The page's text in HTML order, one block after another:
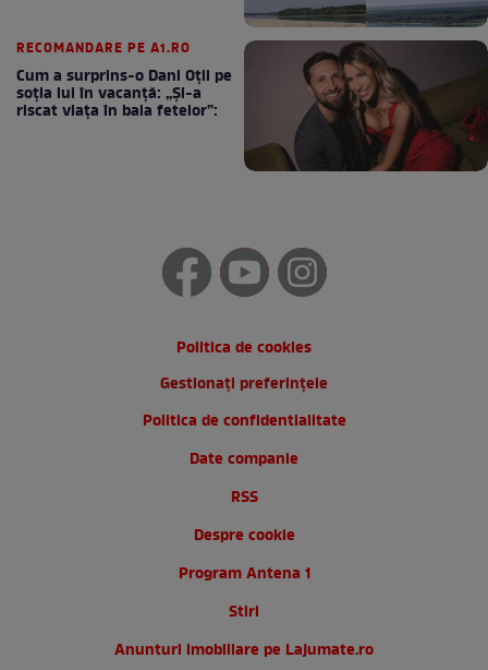
RECOMANDARE PE A1.RO
Cum a surprins-o Dani Oțil pe
soția lui în vacanță: „Și-a
riscat viața în baia fetelor”:
Politica de cookies
Gestionați preferințele
Politica de confidentialitate
Date companie
RSS
Despre cookie
Program Antena 1
Stiri
Anunturi imobiliare pe Lajumate.ro